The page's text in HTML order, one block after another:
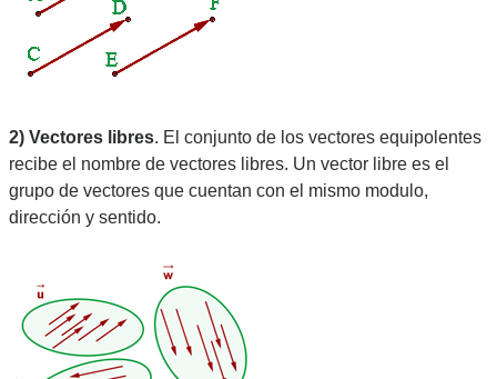
2) Vectores libres. El conjunto de los vectores equipolentes
recibe el nombre de vectores libres. Un vector libre es el
grupo de vectores que cuentan con el mismo modulo,
dirección y sentido.